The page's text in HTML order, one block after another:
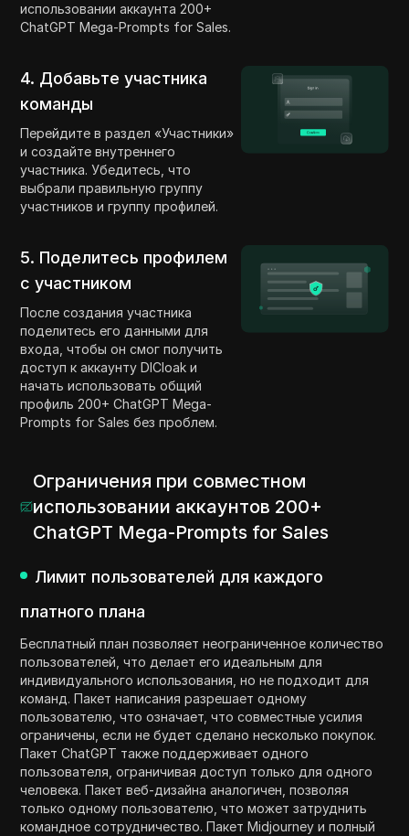
использовании аккаунта 200+
ChatGPT Mega-Prompts for Sales.
4. Добавьте участника
команды
Перейдите в раздел «Участники»
и создайте внутреннего
участника. Убедитесь, что
выбрали правильную группу
участников и группу профилей.
5. Поделитесь профилем
с участником
После создания участника
поделитесь его данными для
входа, чтобы он смог получить
доступ к аккаунту DICloak и
начать использовать общий
профиль 200+ ChatGPT Mega-
Prompts for Sales без проблем.
Ограничения при совместном
использовании аккаунтов 200+
ChatGPT Mega-Prompts for Sales
Лимит пользователей для каждого
платного плана
Бесплатный план позволяет неограниченное количество
пользователей, что делает его идеальным для
индивидуального использования, но не подходит для
команд. Пакет написания разрешает одному
пользователю, что означает, что совместные усилия
ограничены, если не будет сделано несколько покупок.
Пакет ChatGPT также поддерживает одного
пользователя, ограничивая доступ только для одного
человека. Пакет веб-дизайна аналогичен, позволяя
только одному пользователю, что может затруднить
командное сотрудничество. Пакет Midjourney и полный